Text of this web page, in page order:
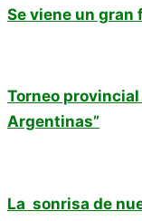
Se viene un gran
Torneo
Argentinas”
La sonrisa de